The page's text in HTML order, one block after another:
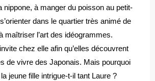
nippone, à manger du poisson au petit-
dans le quartier très animé de
maîtriser l’art des idéogrammes.
chez elle afin qu’elles découvrent
de vivre des Japonais. Mais pourquoi
jeune fille intrigue-t-il tant Laure ?